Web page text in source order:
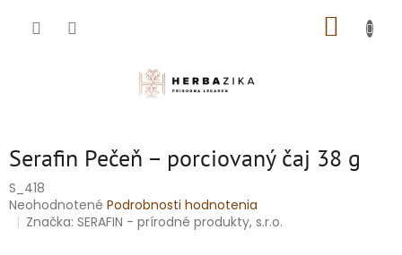
Serafin Pečeň – porciovaný čaj 38 g
S_418
Priemerné
hodnotenie
Neohodnotené Podrobnosti hodnotenia
Značka:SERAFIN - prírodné produkty, s.r.o.